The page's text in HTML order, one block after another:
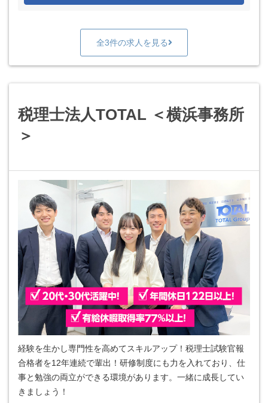
全3件の求人を見る
税理士法人TOTAL ＜横浜事務所
＞
経験を生かし専門性を高めてスキルアップ！税理士試験官報
合格者を12年連続で輩出！研修制度にも力を入れており、仕
事と勉強の両立ができる環境があります。一緒に成長してい
きましょう！